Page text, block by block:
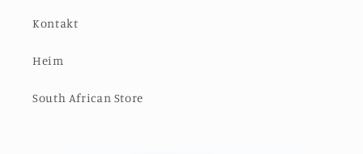
Kontakt
Heim
South African Store